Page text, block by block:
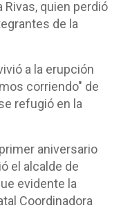
Rivas, quien perdió
de la
a la erupción
corriendo" de
refugió en la
aniversario
el alcalde de
evidente la
Coordinadora